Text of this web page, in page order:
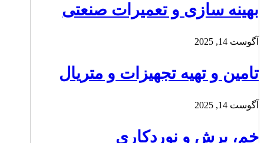
بهینه سازی و تعمیرات صنعتی
آگوست 14, 2025
تامین و تهیه تجهیزات و متریال
آگوست 14, 2025
خم، برش و نوردکاری